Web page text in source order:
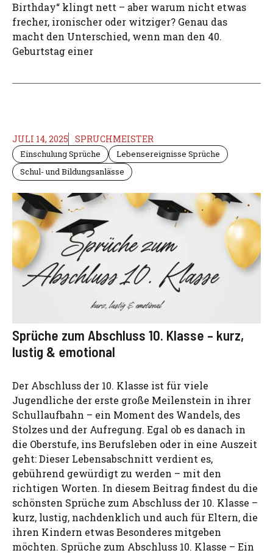
Birthday“ klingt nett – aber warum nicht etwas
frecher, ironischer oder witziger? Genau das
macht den Unterschied, wenn man den 40.
Geburtstag einer
JULI 14, 2025 SPRUCHMEISTER
Einschulung Sprüche
Lebensereignisse Sprüche
Schul- und Bildungsanlässe
Sprüche zum Abschluss 10. Klasse – kurz,
lustig & emotional
Der Abschluss der 10. Klasse ist für viele
Jugendliche der erste große Meilenstein in ihrer
Schullaufbahn – ein Moment des Wandels, des
Stolzes und der Aufregung. Egal ob es danach in
die Oberstufe, ins Berufsleben oder in eine Auszeit
geht: Dieser Lebensabschnitt verdient es,
gebührend gewürdigt zu werden – mit den
richtigen Worten. In diesem Beitrag findest du die
schönsten Sprüche zum Abschluss der 10. Klasse –
kurz, lustig, nachdenklich und auch für Eltern, die
ihren Kindern etwas Besonderes mitgeben
möchten. Sprüche zum Abschluss 10. Klasse – Ein